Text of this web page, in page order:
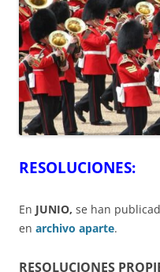
RESOLUCIONES:
En JUNIO,se han
en archivo aparte.
RESOLUCIONES